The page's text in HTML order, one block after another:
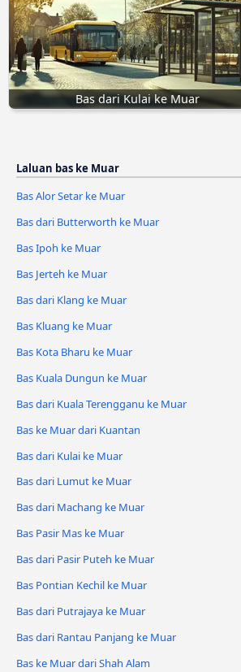
Bas dari Kulai ke Muar
Laluan bas ke Muar
Bas Alor Setar ke Muar
Bas dari Butterworth ke Muar
Bas Ipoh ke Muar
Bas Jerteh ke Muar
Bas dari Klang ke Muar
Bas Kluang ke Muar
Bas Kota Bharu ke Muar
Bas Kuala Dungun ke Muar
Bas dari Kuala Terengganu ke Muar
Bas ke Muar dari Kuantan
Bas dari Kulai ke Muar
Bas dari Lumut ke Muar
Bas dari Machang ke Muar
Bas Pasir Mas ke Muar
Bas dari Pasir Puteh ke Muar
Bas Pontian Kechil ke Muar
Bas dari Putrajaya ke Muar
Bas dari Rantau Panjang ke Muar
Bas ke Muar dari Shah Alam